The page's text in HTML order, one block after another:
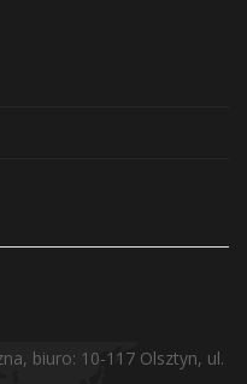
biuro: 10-117 Olsztyn, ul.